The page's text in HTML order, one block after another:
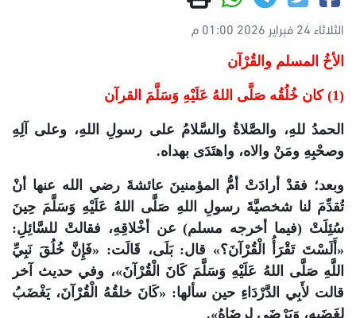
الثلاثاء 24 فبراير 2026 01:00 م
الأخُ المسلم والقُرْآن
(1) كان خُلُقُه صَلَّى اللهُ عَلَيْهِ وَسَلَّمَ القرآن
الحمدُ للهِ، والصَّلاةُ والسَّلامُ على رسولِ اللهِ، وعلى آلِهِ
وصحْبِهِ ومَنْ والاه، واهتَدَى بهداه.
وبعد؛ فقدْ أرادَتْ أمُّ المؤمنينَ عائشةَ رضي الله عنها أنْ
تُقدِّمَ لنا شخصيَّةَ رسولِ اللهِ صَلَّى اللهُ عَلَيْهِ وَسَلَّمَ حِينَ
سُئِلَتْ (فيما أخرجه مسلم) عن أخْلاقِهِ، فقالتْ للسَّائِلِ:
«أَلَسْتَ تَقْرَأُ الْقُرْآنَ؟» قال: بَلَى، قَالَت: «فَإِنَّ خُلُقَ نَبِيِّ
اللَّهِ صَلَّى اللهُ عَلَيْهِ وَسَلَّمَ كَانَ الْقُرْآنَ»، وفي حديث آخر
قالت لأَبِي الدَّرْدَاءِ حين سألها: «كَانَ خلقُهُ الْقُرْآنَ، يَغْضَبُ
لِغَضَبِهِ، وَيَرْضَى لِرِضَاهُ».